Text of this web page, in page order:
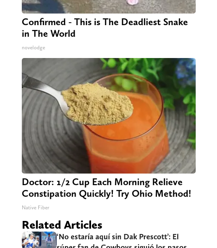
Confirmed - This is The Deadliest Snake
in The World
novelodge
Doctor: 1/2 Cup Each Morning Relieve
Constipation Quickly! Try Ohio Method!
Native Fiber
Related Articles
‘No estaría aquí sin Dak Prescott’: El